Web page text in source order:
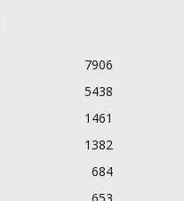
7906
5438
1461
1382
684
653